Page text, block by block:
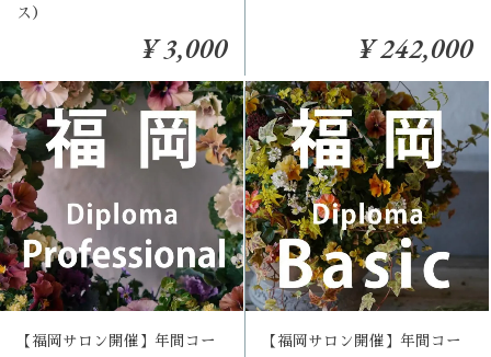
ス）
¥ 3,000 ¥ 242,000
【福岡サロン開催】年間コー
【福岡サロン開催】年間コー